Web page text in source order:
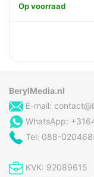
Op voorraad
BerylMedia.nl
E-mail:
WhatsApp:
Tel: 088-
KVK: 92089615